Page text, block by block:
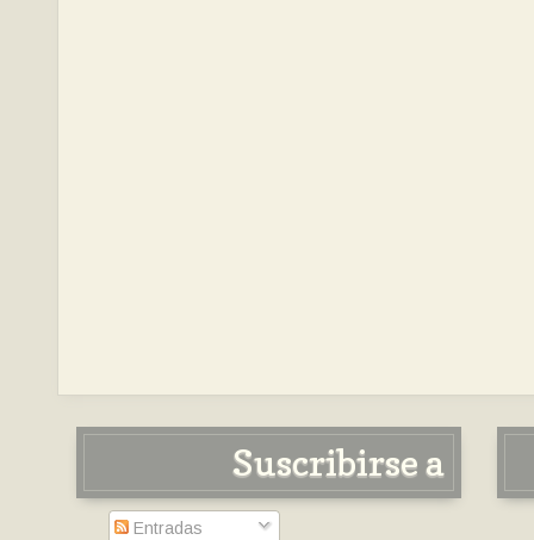
Suscribirse a
Entradas